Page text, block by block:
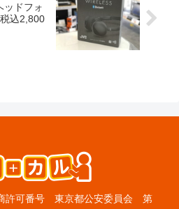
ッドフォ
込2,800
許可番号 東京都公安委員会 第